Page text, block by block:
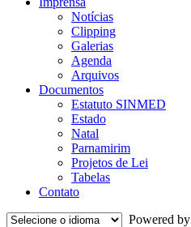
Notícias
Clipping
Galerias
Agenda
Arquivos
Documentos
Estatuto SINMED
Estado
Natal
Parnamirim
Projetos de Lei
Tabelas
Contato
Powered by